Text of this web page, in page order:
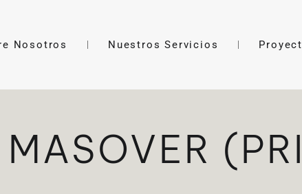
Nosotros Nuestros Servicios